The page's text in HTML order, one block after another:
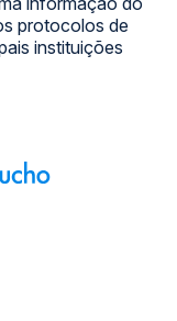
protocolos de
instituições